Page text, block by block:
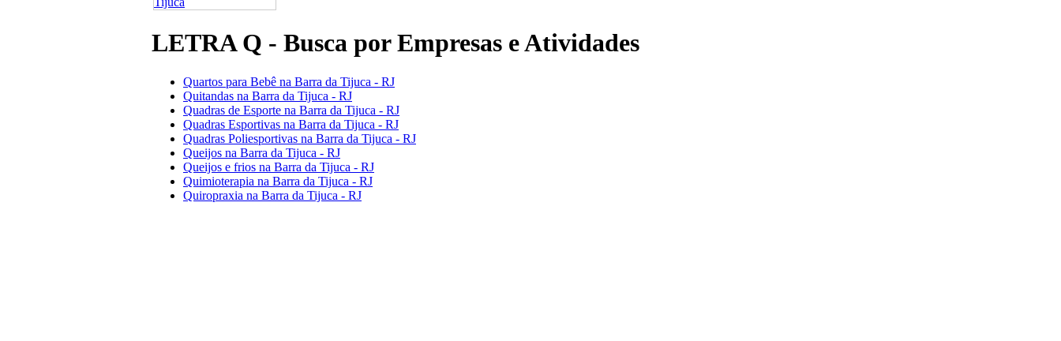
LETRA Q - Busca por Empresas e Atividades
Quartos para Bebê na Barra da Tijuca - RJ
Quitandas na Barra da Tijuca - RJ
Quadras de Esporte na Barra da Tijuca - RJ
Quadras Esportivas na Barra da Tijuca - RJ
Quadras Poliesportivas na Barra da Tijuca - RJ
Queijos na Barra da Tijuca - RJ
Queijos e frios na Barra da Tijuca - RJ
Quimioterapia na Barra da Tijuca - RJ
Quiropraxia na Barra da Tijuca - RJ